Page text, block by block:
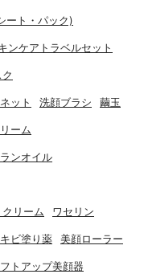
ート・パック)
ンケアトラベルセット
ット 洗顔ブラシ 繭玉
ーム
ンオイル
リーム ワセリン
ビ塗り薬 美顔ローラー
フトアップ美顔器